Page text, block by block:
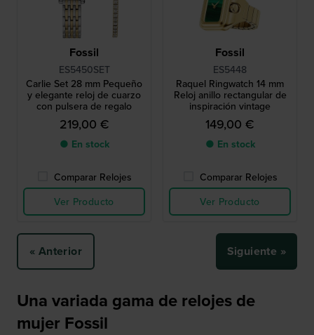
Fossil
ES5450SET
Carlie Set 28 mm Pequeño
y elegante reloj de cuarzo
con pulsera de regalo
219,00 €
● En stock
Comparar Relojes
Ver Producto
Fossil
ES5448
Raquel Ringwatch 14 mm
Reloj anillo rectangular de
inspiración vintage
149,00 €
● En stock
Comparar Relojes
Ver Producto
« Anterior Siguiente »
Una variada gama de relojes de
mujer Fossil